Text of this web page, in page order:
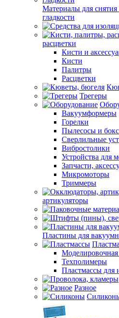
Материалы для
гладкости
расцветки
Кисти и
Кисти
Палитры
Расцветки
Трегеры
Вакуумформеры
Горелки
Пылесосы и
Сверлильные
Вибростолики
Устройства для
Запчасти,
Микромоторы
Триммеры
артикуляторы
Пластины для
Моделировочная
Техполимеры
Пластмассы для
Разное